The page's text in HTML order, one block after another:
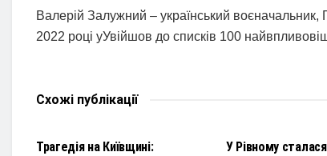
Валерій Залужний – український
2022 році уУвійшов до списків 100
Схожі публікації
Трагедія на Київщині:
У Рівному